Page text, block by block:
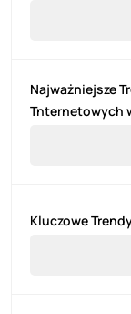
Najważniejsze
Tnternetowych
Kluczowe